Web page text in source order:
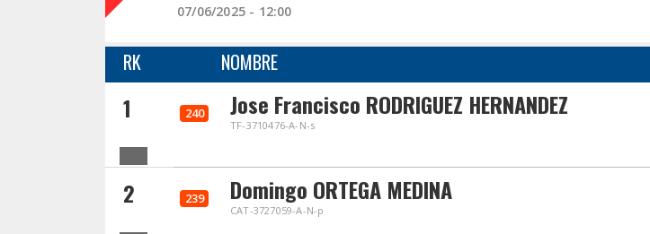
07/06/2025 - 12:00
RK NOMBRE
1 240 Jose Francisco RODRIGUEZ HERNANDEZ
TF-3710476-A-N-s
2 239 Domingo ORTEGA MEDINA
CAT-3727059-A-N-p